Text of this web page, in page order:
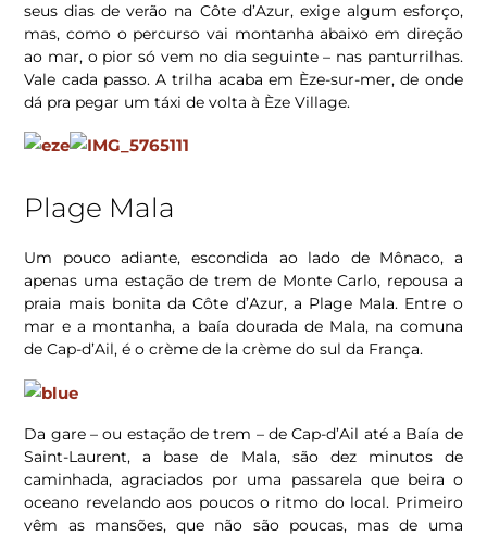
seus dias de verão na Côte d’Azur, exige algum esforço,
mas, como o percurso vai montanha abaixo em direção
ao mar, o pior só vem no dia seguinte – nas panturrilhas.
Vale cada passo. A trilha acaba em Èze-sur-mer, de onde
dá pra pegar um táxi de volta à Èze Village.
Plage Mala
Um pouco adiante, escondida ao lado de Mônaco, a
apenas uma estação de trem de Monte Carlo, repousa a
praia mais bonita da Côte d’Azur, a Plage Mala. Entre o
mar e a montanha, a baía dourada de Mala, na comuna
de Cap-d’Ail, é o crème de la crème do sul da França.
Da gare – ou estação de trem – de Cap-d’Ail até a Baía de
Saint-Laurent, a base de Mala, são dez minutos de
caminhada, agraciados por uma passarela que beira o
oceano revelando aos poucos o ritmo do local. Primeiro
vêm as mansões, que não são poucas, mas de uma